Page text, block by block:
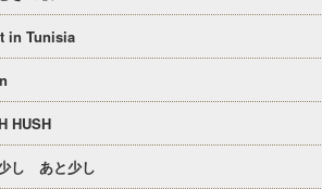
in Tunisia
HUSH
し あと少し